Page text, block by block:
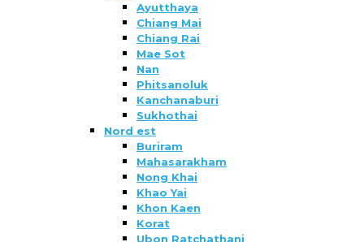
Ayutthaya
Chiang Mai
Chiang Rai
Mae Sot
Nan
Phitsanoluk
Kanchanaburi
Sukhothai
Nord est
Buriram
Mahasarakham
Nong Khai
Khao Yai
Khon Kaen
Korat
Ubon Ratchathani